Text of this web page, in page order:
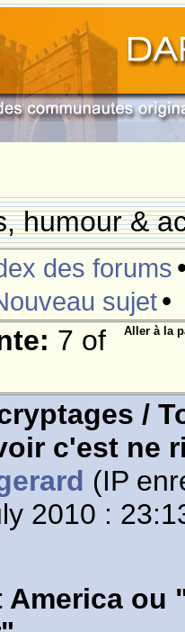
humour &
des forums
sujet•
Aller à la
7 of
/
c'est ne
(IP
2010 :
America